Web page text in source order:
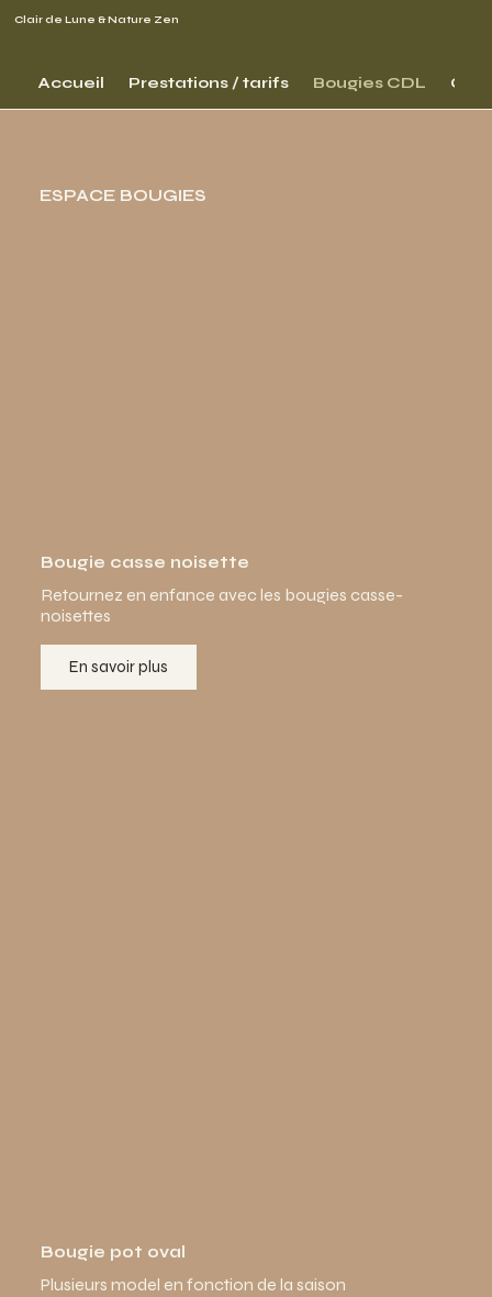
Clair de Lune & Nature Zen
Accueil Prestations / tarifs Bougies CDL Qui
ESPACE BOUGIES
Bougie casse noisette
Retournez en enfance avec les bougies casse-
noisettes
En savoir plus
Bougie pot oval
Plusieurs model en fonction de la saison